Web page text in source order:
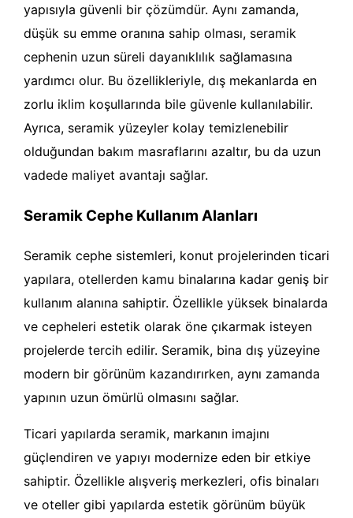
yapısıyla güvenli bir çözümdür. Aynı zamanda,
düşük su emme oranına sahip olması, seramik
cephenin uzun süreli dayanıklılık sağlamasına
yardımcı olur. Bu özellikleriyle, dış mekanlarda en
zorlu iklim koşullarında bile güvenle kullanılabilir.
Ayrıca, seramik yüzeyler kolay temizlenebilir
olduğundan bakım masraflarını azaltır, bu da uzun
vadede maliyet avantajı sağlar.
Seramik Cephe Kullanım Alanları
Seramik cephe sistemleri, konut projelerinden ticari
yapılara, otellerden kamu binalarına kadar geniş bir
kullanım alanına sahiptir. Özellikle yüksek binalarda
ve cepheleri estetik olarak öne çıkarmak isteyen
projelerde tercih edilir. Seramik, bina dış yüzeyine
modern bir görünüm kazandırırken, aynı zamanda
yapının uzun ömürlü olmasını sağlar.
Ticari yapılarda seramik, markanın imajını
güçlendiren ve yapıyı modernize eden bir etkiye
sahiptir. Özellikle alışveriş merkezleri, ofis binaları
ve oteller gibi yapılarda estetik görünüm büyük